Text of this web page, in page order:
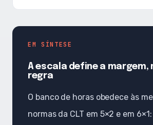
EM SÍNTESE
A escala define a margem,
regra
O banco de horas obedece às
normas da CLT em 5×2 e em